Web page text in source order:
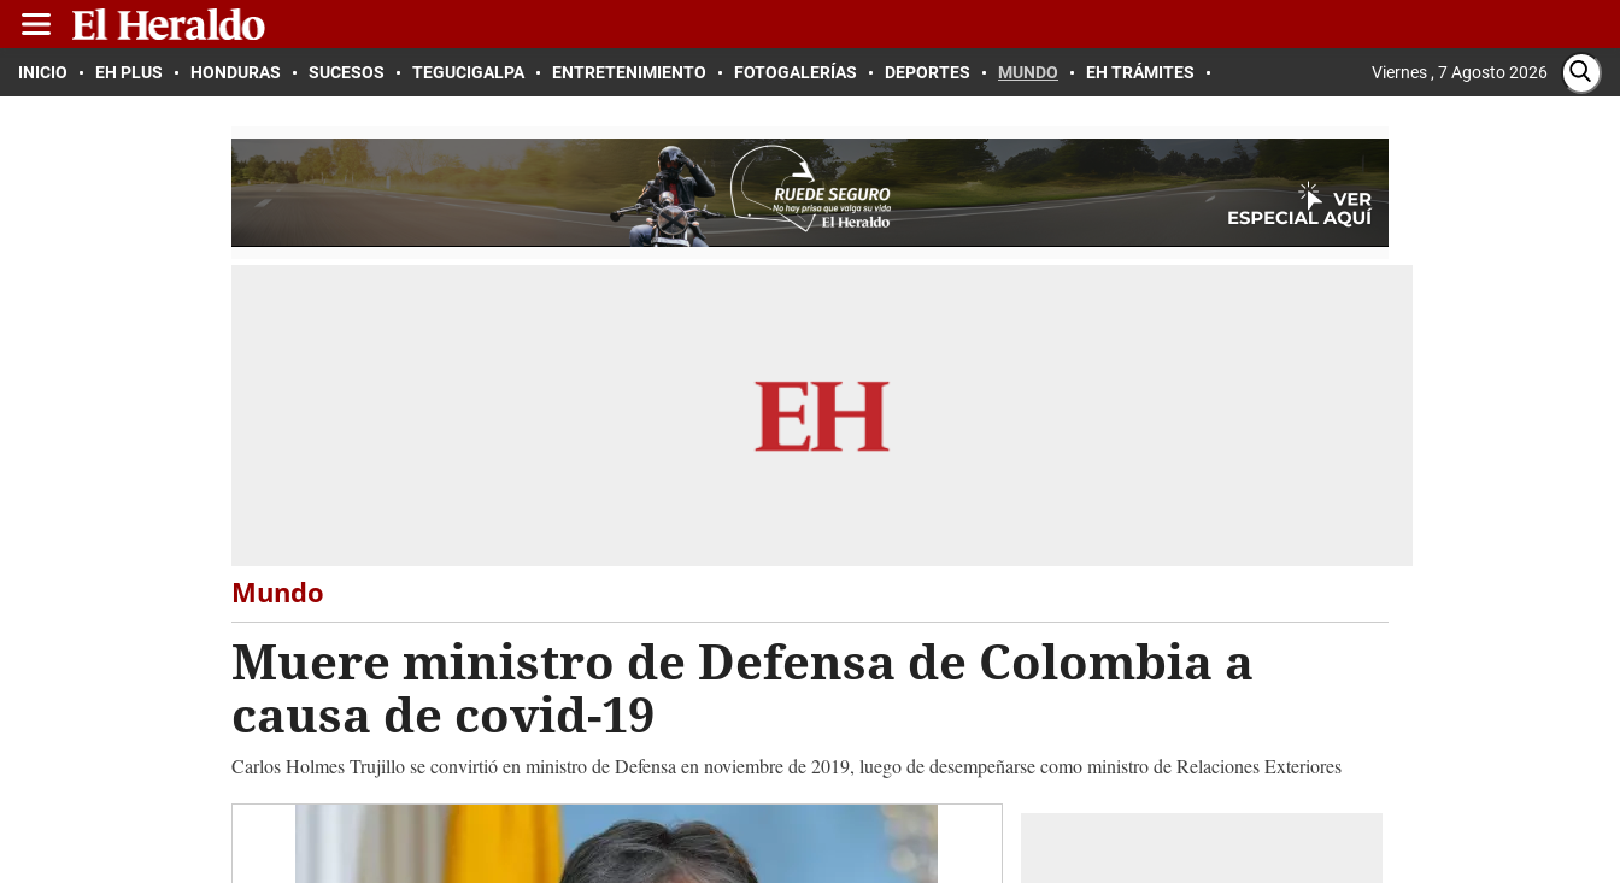
INICIO EH PLUS HONDURAS SUCESOS TEGUCIGALPA ENTRETENIMIENTO FOTOGALERÍAS DEPORTES MUNDO EH TRÁMITES Viernes , 7 Agosto 2026
Mundo
Muere ministro de Defensa de Colombia a
causa de covid-19
Carlos Holmes Trujillo se convirtió en ministro de Defensa en noviembre de 2019, luego de desempeñarse como ministro de Relaciones Exteriores